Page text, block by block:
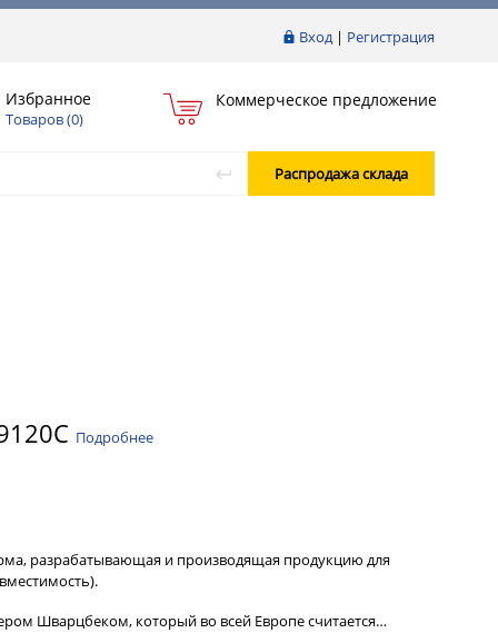
Вход| Регистрация
Избранное
Товаров (0)
Коммерческое предложение
Распродажа склада
Подробнее
разрабатывающая и производящая продукцию для
Шварцбеком, который во всей Европе считается…